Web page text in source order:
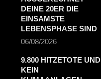
DEINE 20ER DIE
EINSAMSTE
LEBENSPHASE SIND
06/08/2026
9.800 HITZETOTE UND
KEIN